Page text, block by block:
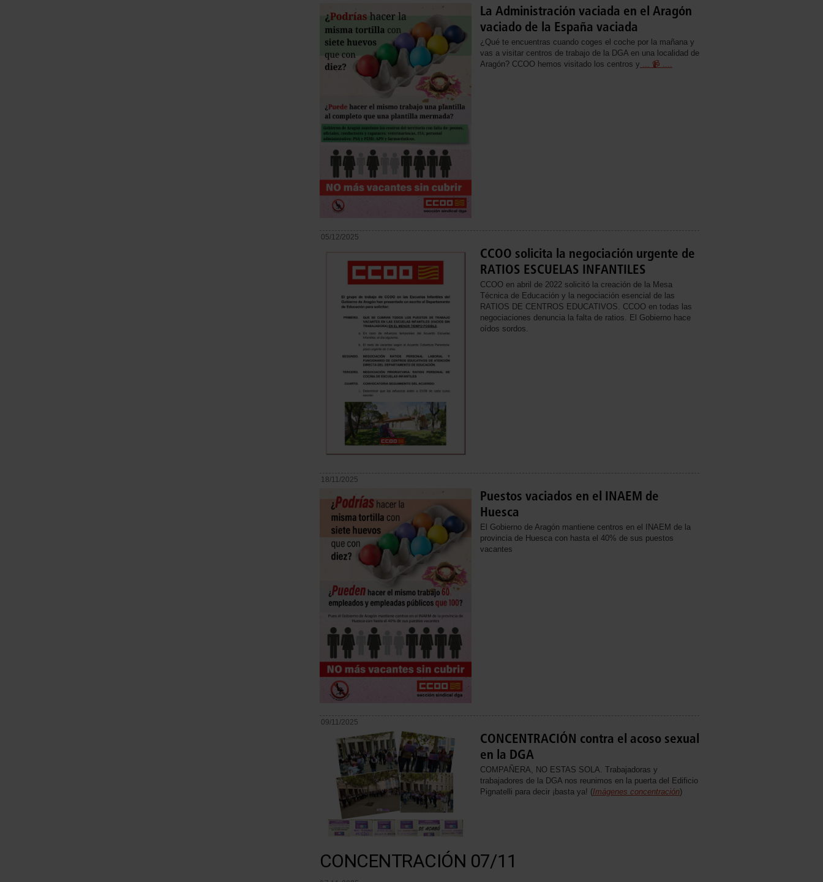
La Administración vaciada en el Aragón
vaciado de la España vaciada
¿Qué te encuentras cuando coges el coche por la mañana y
vas a visitar centros de trabajo de la DGA en una localidad de
Aragón? CCOO hemos visitado los centros y ... 📹 ....
05/12/2025
CCOO solicita la negociación urgente de
RATIOS ESCUELAS INFANTILES
CCOO en abril de 2022 solicitó la creación de la Mesa
Técnica de Educación y la negociación esencial de las
RATIOS DE CENTROS EDUCATIVOS. CCOO en todas las
negociaciones denuncia la falta de ratios. El Gobierno hace
oídos sordos.
18/11/2025
Puestos vaciados en el INAEM de
Huesca
El Gobierno de Aragón mantiene centros en el INAEM de la
provincia de Huesca con hasta el 40% de sus puestos
vacantes
09/11/2025
CONCENTRACIÓN contra el acoso sexual
en la DGA
COMPAÑERA, NO ESTAS SOLA. Trabajadoras y
trabajadores de la DGA nos reunimos en la puerta del Edificio
Pignatelli para decir ¡basta ya! (Imágenes concentración)
CONCENTRACIÓN 07/11